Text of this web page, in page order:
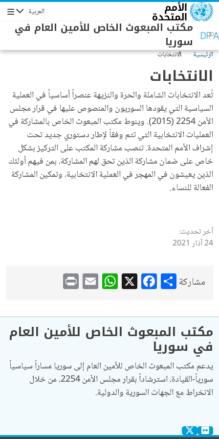
تجاوز إلى المحتوى الرئيسي العربية التنقل
مكتب المبعوث الخاص للأمين العام في
سوريا
الرئيسية الانتخابات
الانتخابات
تُعد الانتخابات الشاملة والحرة والنزيهة عنصراً أساسياً في العملية
السياسية التي يقودها السوريون والمنصوص عليها في قرار مجلس
الأمن 2254 (2015). وينوط مكتب المبعوث الخاص بالمشاركة في
العمليات الانتخابية التي تتم وفقاً لإطار دستوري جديد تحت
إشراف الأمم المتحدة. تنصب مشاركة المكتب على التركيز بشكل
خاص على ضمان مشاركة الذين تحق لهم المشاركة، بمن فيهم أولئك
الذين يعيشون في المهجر في العملية الانتخابية، وتمكين المشاركة
الفعالة للنساء.
آخر تحديث:
24 آذار 2021
مشاركةShare
Facebook
X
WhatsApp
Email
Print
مكتب المبعوث الخاص للأمين العام
في سوريا
يدعم مكتب المبعوث الخاص للأمين العام إلى سوريا مساراً سياسياً
سورياً-القيادة، استرشاداً بقرار مجلس الأمن 2254، من خلال
الانخراط مع الجهات السورية والدولية.